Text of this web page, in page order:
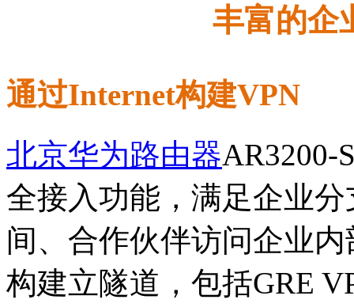
丰富的企
通过Internet构建VPN
北京华为路由器AR3200-
全接入功能，满足企业
间、合作伙伴访问企业
构建立隧道，包括GRE